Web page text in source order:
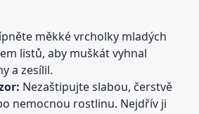
měkké vrcholky mladých
listů, aby muškát vyhnal
a zesílil.
Nezaštipujte slabou, čerstvě
nemocnou rostlinu. Nejdřív ji